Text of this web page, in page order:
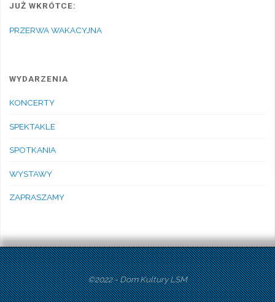
JUŻ WKRÓTCE:
PRZERWA WAKACYJNA
WYDARZENIA
KONCERTY
SPEKTAKLE
SPOTKANIA
WYSTAWY
ZAPRASZAMY
©2022 - Dom Kultury LSM